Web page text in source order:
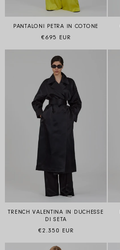
PANTALONI PETRA IN COTONE
Prezzo di listino
€695 EUR
TRENCH VALENTINA IN DUCHESSE
DI SETA
Prezzo di listino
€2.350 EUR